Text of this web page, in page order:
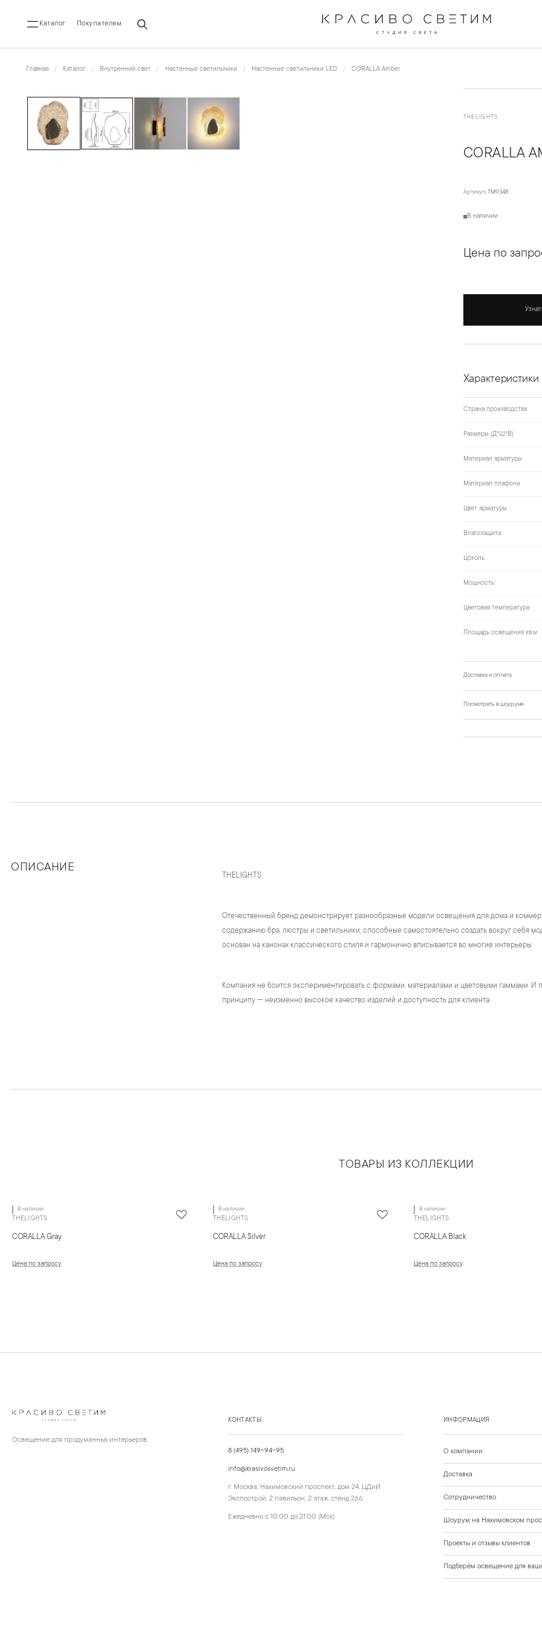
Каталог Покупателям
Главная Каталог Внутренний свет Настенные светильники Настенные светильники LED CORALLA Amber
← / 4
THELIGHTS
CORALLA
Артикул: TM9348
В наличии
Цена по
Характеристики
Страна производства
Размеры (Д*Ш*В)
Материал арматуры
Материал плафона
Цвет арматуры
Влагозащита
Цоколь
Мощность
Цветовая температура
Площадь освещения кв.м
Доставка и оплата
Посмотреть в шоуруме
ОПИСАНИЕ
THELIGHTS
Отечественный бренд демонстрирует разнообразные модели освещения для дома и
содержанию бра, люстры и светильники, способные самостоятельно создать вокруг себя
основан на канонах классического стиля и гармонично вписывается во многие интерьеры.
Компания не боится экспериментировать с формами, материалами и цветовыми гаммами. И
принципу — неизменно высокое качество изделий и доступность для клиента.
ТОВАРЫ ИЗ КОЛЛЕКЦИИ
В наличии
THELIGHTS
CORALLA Gray
Цена по запросу
В наличии
THELIGHTS
CORALLA Silver
Цена по запросу
В наличии
THELIGHTS
CORALLA Black
Цена по запросу
Освещение для продуманных интерьеров.
КОНТАКТЫ
8 (495) 149-94-95
info@krasivosvetim.ru
г. Москва, Нахимовский проспект, дом 24, ЦДиИ
Экспострой, 2 павильон, 2 этаж, стенд 266
Ежедневно с 10:00 до 21:00 (Мск)
ИНФОРМАЦИЯ
О компании
Доставка
Сотрудничество
Шоурум на Нахимовском
Проекты и отзывы клиентов
Подберём освещение для